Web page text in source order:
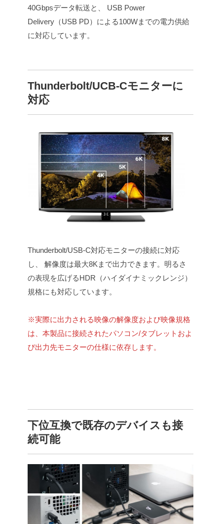
40Gbpsデータ転送と、 USB Power
Delivery（USB PD）による100Wまでの電力供給
に対応しています。
Thunderbolt/UCB-Cモニターに
対応
Thunderbolt/USB-C対応モニターの接続に対応
し、 解像度は最大8Kまで出力できます。明るさ
の表現を広げるHDR（ハイダイナミックレンジ）
規格にも対応しています。
※実際に出力される映像の解像度および映像規格
は、本製品に接続されたパソコン/タブレットおよ
び出力先モニターの仕様に依存します。
下位互換で既存のデバイスも接
続可能